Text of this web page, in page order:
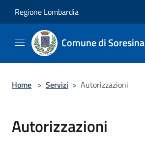
Regione Lombardia
Comune di Soresina
Home > Servizi > Autorizzazioni
Autorizzazioni